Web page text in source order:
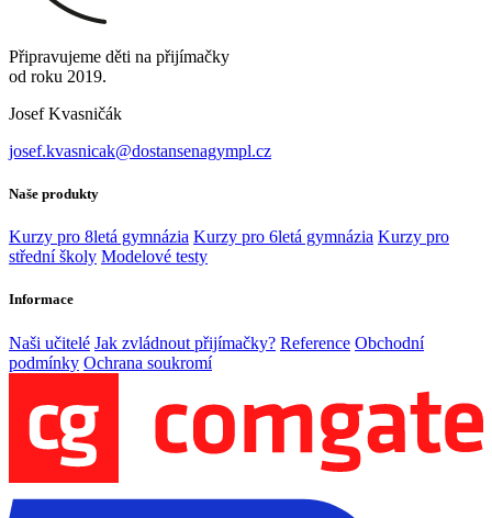
Připravujeme děti na přijímačky
od roku 2019.
Josef Kvasničák
josef.kvasnicak@dostansenagympl.cz
Naše produkty
Kurzy pro 8letá gymnázia Kurzy pro 6letá gymnázia Kurzy pro
střední školy Modelové testy
Informace
Naši učitelé Jak zvládnout přijímačky? Reference Obchodní
podmínky Ochrana soukromí